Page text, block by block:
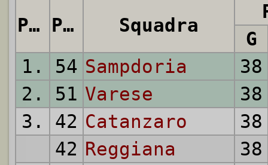
Pos. Punti Squadra
G
1.
54 Sampdoria
38
2.
51 Varese
38
3.
42 Catanzaro
38
42 Reggiana
38